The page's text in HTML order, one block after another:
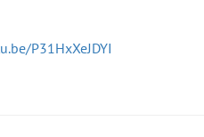
P31HxXeJDYI